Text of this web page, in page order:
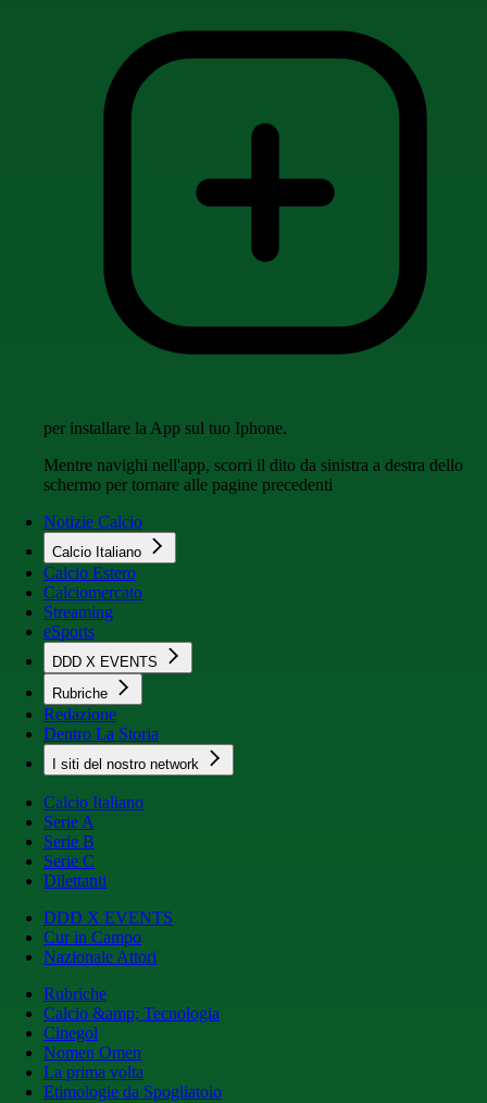
per installare la App sul tuo Iphone.
Mentre navighi nell'app, scorri il dito da sinistra a destra dello
schermo per tornare alle pagine precedenti
Notizie Calcio
Calcio Italiano
Calcio Estero
Calciomercato
Streaming
eSports
DDD X EVENTS
Rubriche
Redazione
Dentro La Storia
I siti del nostro network
Calcio Italiano
Serie A
Serie B
Serie C
Dilettanti
DDD X EVENTS
Cur in Campo
Nazionale Attori
Rubriche
Calcio &amp; Tecnologia
Cinegol
Nomen Omen
La prima volta
Etimologie da Spogliatoio